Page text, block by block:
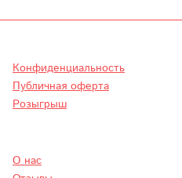
Конфиденциальность
Публичная оферта
Розыгрыш
О нас